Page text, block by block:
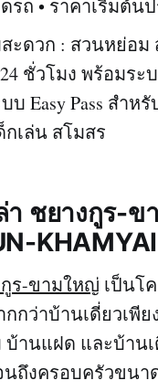
รถ • ราคาเริ่มต้น
ะดวก : สวนหย่อ
ชั่วโมง พร้อมระ
บ Easy Pass สำ
เล่น สโมสร
า ชยางกูร-
KHAMYAI
ร-ขามใหญ่ เป็นโ
กว่าบ้านเดี่ยวเพี
านแฝด และบ้าน
นถึงครอบครัวขน